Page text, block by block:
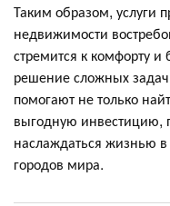
Таким образом, услуги
недвижимости
стремится к комфорту и
решение сложных
помогают не только
выгодную инвестицию,
наслаждаться жизнью
городов мира.